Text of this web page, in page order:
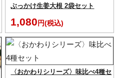
ぶっかけ生姜大根 2袋セット
1,080 円(税込)
〈おかわりシリーズ〉味比べ4種セ